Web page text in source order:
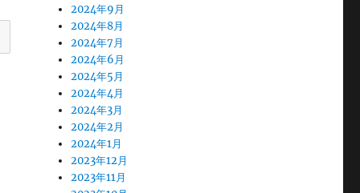
2024年9月
2024年8月
2024年7月
2024年6月
2024年5月
2024年4月
2024年3月
2024年2月
2024年1月
2023年12月
2023年11月